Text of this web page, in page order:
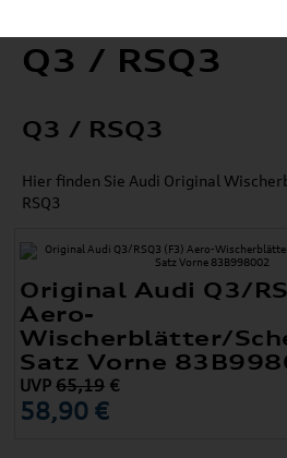
Q3 / RSQ3
Q3 / RSQ3
Hier finden Sie Audi Original
RSQ3
Original Audi Q3/
Aero-
Wischerblätter/
Satz Vorne
UVP65,19 €
58,90 €